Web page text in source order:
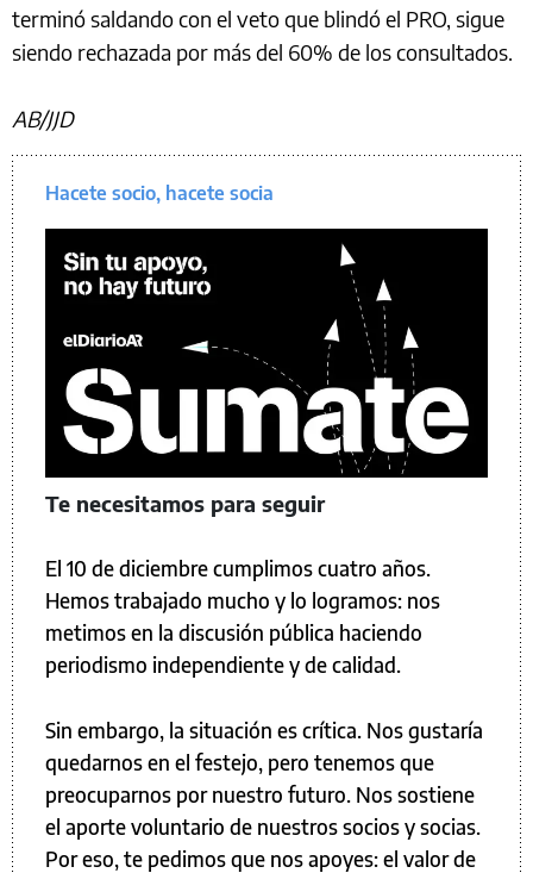
terminó saldando con el veto que blindó el PRO, sigue
siendo rechazada por más del 60% de los consultados.
AB/JJD
Hacete socio, hacete socia
Te necesitamos para seguir
El 10 de diciembre cumplimos cuatro años.
Hemos trabajado mucho y lo logramos: nos
metimos en la discusión pública haciendo
periodismo independiente y de calidad.
Sin embargo, la situación es crítica. Nos gustaría
quedarnos en el festejo, pero tenemos que
preocuparnos por nuestro futuro. Nos sostiene
el aporte voluntario de nuestros socios y socias.
Por eso, te pedimos que nos apoyes: el valor de